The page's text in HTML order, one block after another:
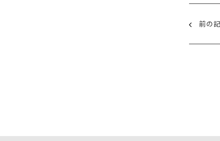
前の